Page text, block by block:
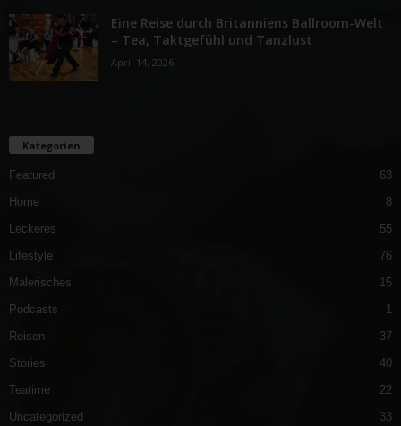
Eine Reise durch Britanniens Ballroom-Welt
– Tea, Taktgefühl und Tanzlust
April 14, 2026
Kategorien
Featured
63
Home
8
Leckeres
55
Lifestyle
76
Malerisches
15
Podcasts
1
Reisen
37
Stories
40
Teatime
22
Uncategorized
33